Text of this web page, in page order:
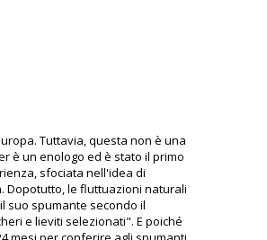
Tuttavia, questa non è una
è un enologo ed è stato il primo
sfociata nell'idea di
Dopotutto, le fluttuazioni naturali
suo spumante secondo il
e lieviti selezionati". E poiché